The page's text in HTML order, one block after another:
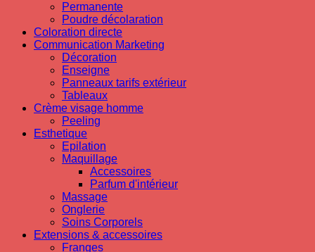
Permanente
Poudre décolaration
Coloration directe
Communication Marketing
Décoration
Enseigne
Panneaux tarifs extérieur
Tableaux
Crème visage homme
Peeling
Esthetique
Epilation
Maquillage
Accessoires
Parfum d'intérieur
Massage
Onglerie
Soins Corporels
Extensions & accessoires
Franges